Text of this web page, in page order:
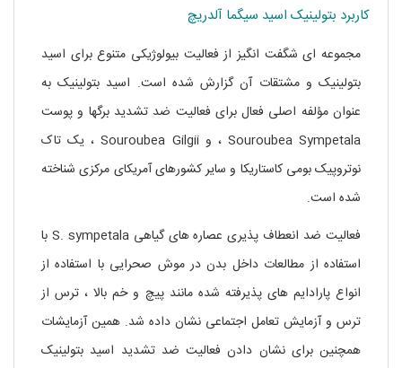
کاربرد بتولینیک اسید سیگما آلدریچ
مجموعه ای شگفت انگیز از فعالیت بیولوژیکی متنوع برای اسید
بتولینیک و مشتقات آن گزارش شده است. اسید بتولینیک به
عنوان مؤلفه اصلی فعال برای فعالیت ضد تشدید برگها و پوست
Souroubea Sympetala ، و Souroubea Gilgii ، یک تاک
نوتروپیک بومی کاستاریکا و سایر کشورهای آمریکای مرکزی شناخته
شده است.
فعالیت ضد انعطاف پذیری عصاره های گیاهی S. sympetala با
استفاده از مطالعات داخل بدن در موش صحرایی با استفاده از
انواع پارادایم های پذیرفته شده مانند پیچ و خم بالا ، ترس از
ترس و آزمایش تعامل اجتماعی نشان داده شد. همین آزمایشات
همچنین برای نشان دادن فعالیت ضد تشدید اسید بتولینیک